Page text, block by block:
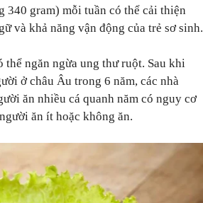
340 gram) mỗi tuần có thể cải thiện
và khả năng vận động của trẻ sơ sinh.
ngăn ngừa ung thư ruột. Sau khi
ở châu Âu trong 6 năm, các nhà
ăn nhiều cá quanh năm có nguy cơ
ăn ít hoặc không ăn.